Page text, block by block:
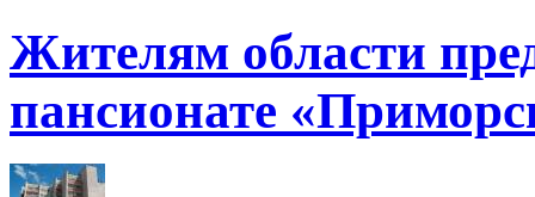
Жителям области
пансионате